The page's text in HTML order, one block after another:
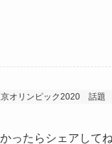
オリンピック2020 話題
ったらシェアしてね